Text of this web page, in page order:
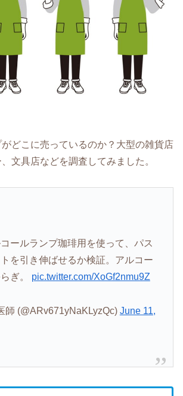
どこに売っているのか？大型の雑貨店
文具店などを調査してみました。
ールランプ珈琲用を使って、パス
を引き伸ばせるか検証。アルコー
ぎ。 pic.twitter.com/XoGf2nmu9Z
師 (@ARv671yNaKLyzQc) June 11,